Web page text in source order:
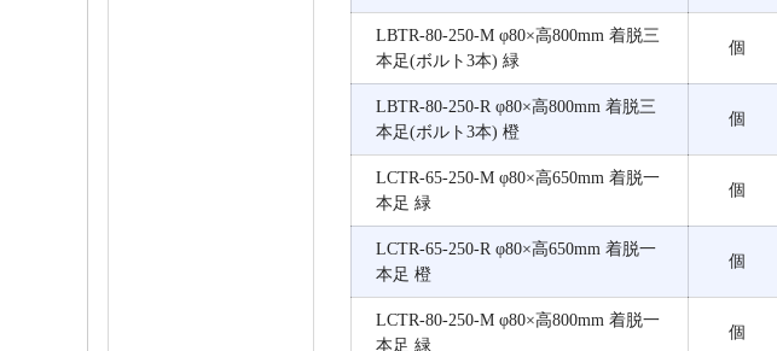
LBTR-80-250-M φ80×高800mm 着脱三
本足(ボルト3本) 緑
個
LBTR-80-250-R φ80×高800mm 着脱三
本足(ボルト3本) 橙
個
LCTR-65-250-M φ80×高650mm 着脱一
本足 緑
個
LCTR-65-250-R φ80×高650mm 着脱一
本足 橙
個
LCTR-80-250-M φ80×高800mm 着脱一
本足 緑
個